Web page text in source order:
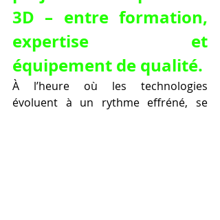
3D – entre formation,
expertise et
équipement de qualité.
À l’heure où les technologies
évoluent à un rythme effréné, se